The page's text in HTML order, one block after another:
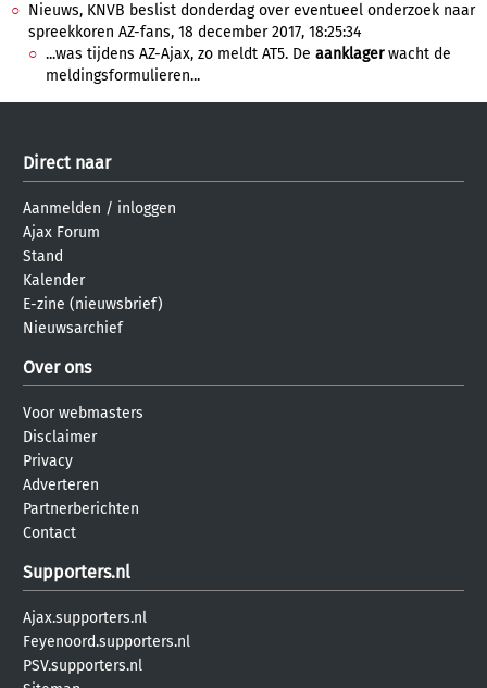
Nieuws, KNVB beslist donderdag over eventueel onderzoek naar
spreekkoren AZ-fans, 18 december 2017, 18:25:34
...was tijdens AZ-Ajax, zo meldt AT5. De aanklagerwacht de
meldingsformulieren...
Direct naar
Aanmelden / inloggen
Ajax Forum
Stand
Kalender
E-zine (nieuwsbrief)
Nieuwsarchief
Over ons
Voor webmasters
Disclaimer
Privacy
Adverteren
Partnerberichten
Contact
Supporters.nl
Ajax.supporters.nl
Feyenoord.supporters.nl
PSV.supporters.nl